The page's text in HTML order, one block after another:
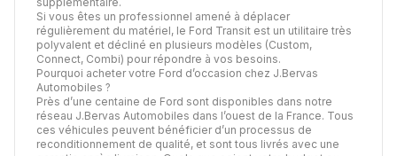
Si vous êtes un professionnel amené à déplacer
régulièrement du matériel, le Ford Transit est un utilitaire très
polyvalent et décliné en plusieurs modèles (Custom,
Connect, Combi) pour répondre à vos besoins.
Pourquoi acheter votre Ford d’occasion chez J.Bervas
Automobiles ?
Près d’une centaine de Ford sont disponibles dans notre
réseau J.Bervas Automobiles dans l’ouest de la France. Tous
ces véhicules peuvent bénéficier d’un processus de
reconditionnement de qualité, et sont tous livrés avec une